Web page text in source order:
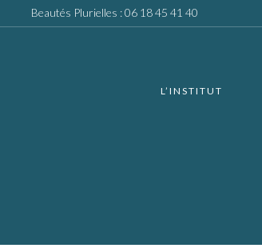
Beautés Plurielles :06 18 45 41 40
L’INSTITUT